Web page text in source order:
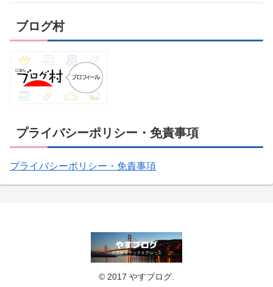
ブログ村
プライバシーポリシー・免責事項
プライバシーポリシー・免責事項
© 2017 やすブログ.